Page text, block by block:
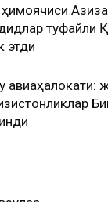
ҳимоячиси
туфайли
этди
авиаҳалокати: